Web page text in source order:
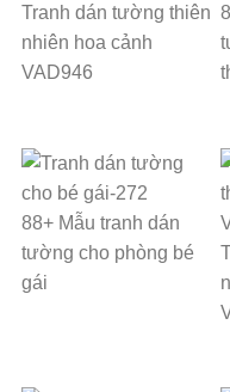
Tranh dán tường thiên
nhiên hoa cảnh
VAD946
88+ Mẫu tranh dán
tường cho phòng bé
gái